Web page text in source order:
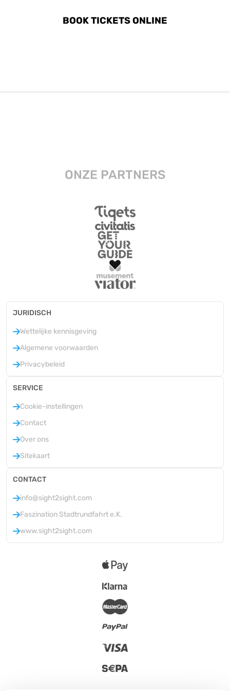
BOOK TICKETS ONLINE
ONZE PARTNERS
JURIDISCH
Wettelijke kennisgeving
Algemene voorwaarden
Privacybeleid
SERVICE
Cookie-instellingen
Contact
Over ons
Sitekaart
CONTACT
info@sight2sight.com
Faszination Stadtrundfahrt e.K.
www.sight2sight.com